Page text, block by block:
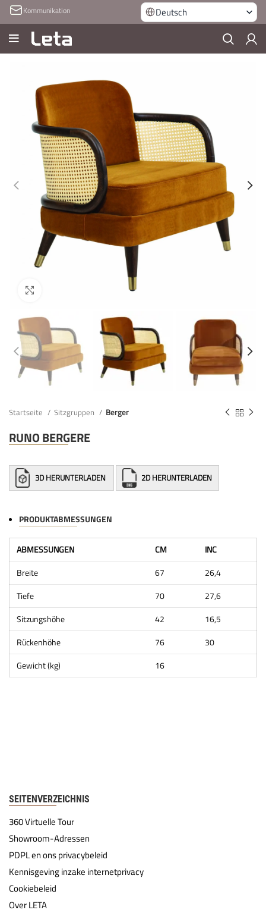
Kommunikation Deutsch
Startseite Sitzgruppen Berger
RUNO BERGERE
3D HERUNTERLADEN 2D HERUNTERLADEN
PRODUKTABMESSUNGEN
ABMESSUNGEN CM
INC
Breite
67
26,4
Tiefe
70
27,6
Sitzungshöhe
42
16,5
Rückenhöhe
76
30
Gewicht (kg)
16
SEITENVERZEICHNIS
360 Virtuelle Tour
Showroom-Adressen
PDPL en ons privacybeleid
Kennisgeving inzake internetprivacy
Cookiebeleid
Over LETA